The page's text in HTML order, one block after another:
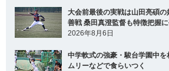
大会前最後の実戦は山田亮碩
善戦 桑田真澄監督も特徴把握に
2026年8月6日
中学軟式の強豪・駿台学園中
ムリーなどで食らいつく